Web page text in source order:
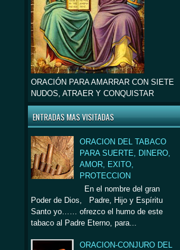
ORACIÓN PARA AMARRAR CON SIETE
NUDOS, ATRAER Y CONQUISTAR
ENTRADAS MAS VISITADAS
ORACION DEL TABACO
PARA SUERTE, DINERO,
AMOR, EXITO,
PROTECCION
En el nombre del gran
Poder de Dios, Padre, Hijo y Espíritu
Santo yo…… ofrezco el humo de este
tabaco al Padre Eterno, para...
ORACION-CONJURO DEL